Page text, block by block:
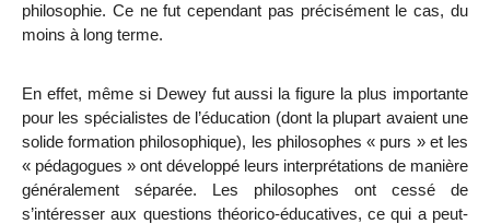
philosophie. Ce ne fut cependant pas précisément le cas, du
moins à long terme.
En effet, même si Dewey fut aussi la figure la plus importante
pour les spécialistes de l’éducation (dont la plupart avaient une
solide formation philosophique), les philosophes « purs » et les
« pédagogues » ont développé leurs interprétations de manière
généralement séparée. Les philosophes ont cessé de
s’intéresser aux questions théorico-éducatives, ce qui a peut-